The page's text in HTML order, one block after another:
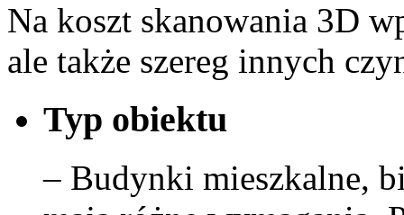
Na koszt skanowania 3D
ale także szereg innych
Typ obiektu
– Budynki mieszkalne,